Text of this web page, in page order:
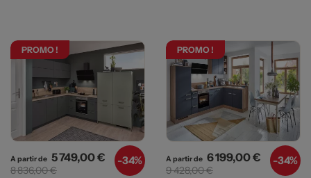
PROMO !
-34%
A partir de Prix
5 749,00 € Prix de base
8 836,00 €
PROMO !
-34%
A partir de Prix
6 199,00 € Prix de
9 428,00 €